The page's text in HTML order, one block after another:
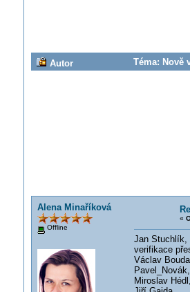
Autor Téma: Nově
Alena Minaříková
Offline
«
Jan Stuchlík,
verifikace
Václav
Pavel_Novák,
Miroslav Hédl,